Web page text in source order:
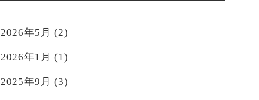
2026年5月 (2)
2026年1月 (1)
2025年9月 (3)